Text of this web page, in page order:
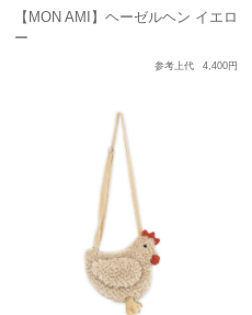
【MON AMI】ヘーゼルヘン イエロ
ー
参考上代 4,400円